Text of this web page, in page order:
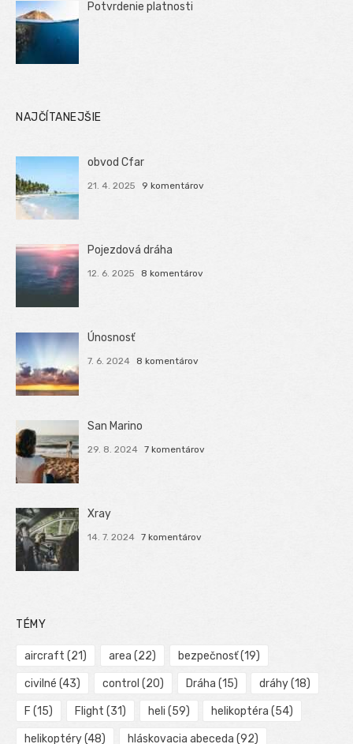
Potvrdenie platnosti
NAJČÍTANEJŠIE
obvod Cfar
21. 4. 2025 9 komentárov
Pojezdová dráha
12. 6. 2025 8 komentárov
Únosnosť
7. 6. 2024 8 komentárov
San Marino
29. 8. 2024 7 komentárov
Xray
14. 7. 2024 7 komentárov
TÉMY
aircraft (21) area (22) bezpečnosť(19)
civilné (43) control (20) Dráha (15) dráhy(18)
F (15) Flight (31) heli (59) helikoptéra (54)
helikoptéry(48) hláskovacia abeceda (92)